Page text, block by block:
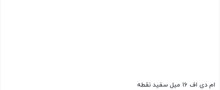
ام دی اف 16 میل سفید نقطه